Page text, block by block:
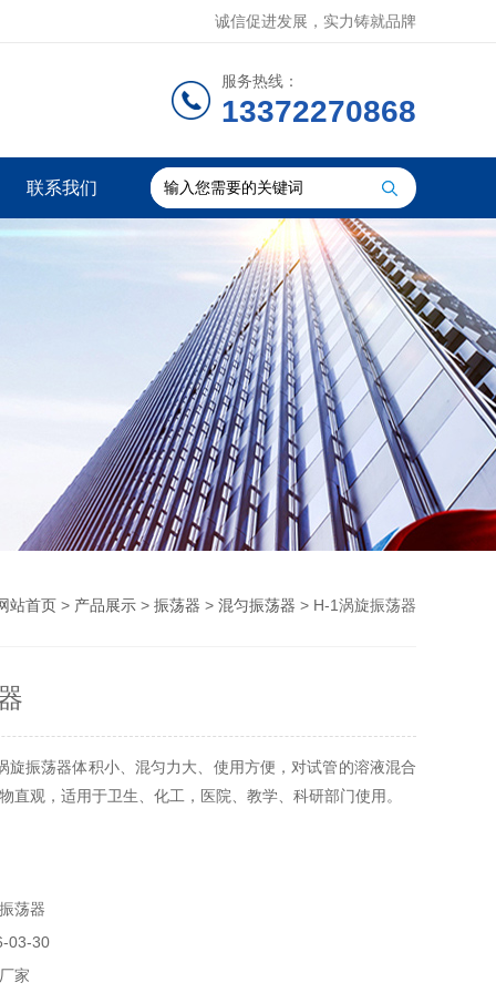
诚信促进发展，实力铸就品牌
服务热线：
13372270868
联系我们
站首页 > 产品展示 > 振荡器 > 混匀振荡器 > H-1涡旋振荡器
旋振荡器体积小、混匀力大、使用方便，对试管的溶液混合
直观，适用于卫生、化工，医院、教学、科研部门使用。
荡器
03-30
家